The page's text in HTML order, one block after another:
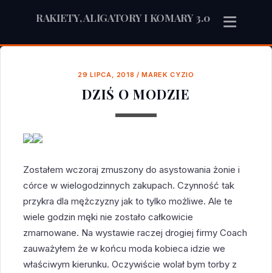
RAKIETY, ALIGATORY I KOMARY 3.0
29 LIPCA, 2018 /MAREK CYZIO
DZIŚ O MODZIE
Zostałem wczoraj zmuszony do asystowania żonie i
córce w wielogodzinnych zakupach. Czynność tak
przykra dla mężczyzny jak to tylko możliwe. Ale te
wiele godzin męki nie zostało całkowicie
zmarnowane. Na wystawie raczej drogiej firmy Coach
zauważyłem że w końcu moda kobieca idzie we
właściwym kierunku. Oczywiście wolał bym torby z